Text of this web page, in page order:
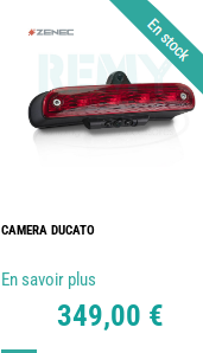
CAMERA DUCATO
En savoir plus
349,00 €